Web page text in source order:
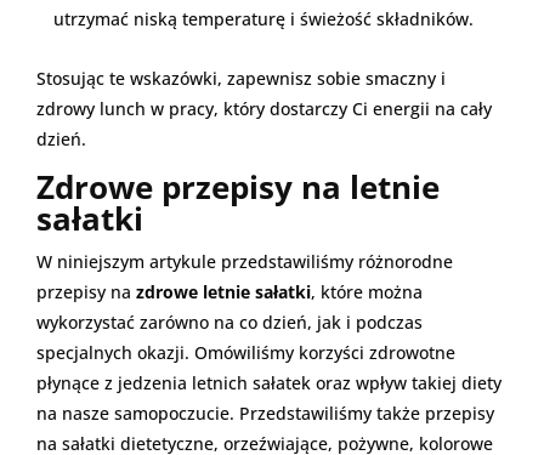
utrzymać niską temperaturę i świeżość składników.
Stosując te wskazówki, zapewnisz sobie smaczny i
zdrowy lunch w pracy, który dostarczy Ci energii na cały
dzień.
Zdrowe przepisy na letnie
sałatki
W niniejszym artykule przedstawiliśmy różnorodne
przepisy na zdrowe letnie sałatki, które można
wykorzystać zarówno na co dzień, jak i podczas
specjalnych okazji. Omówiliśmy korzyści zdrowotne
płynące z jedzenia letnich sałatek oraz wpływ takiej diety
na nasze samopoczucie. Przedstawiliśmy także przepisy
na sałatki dietetyczne, orzeźwiające, pożywne, kolorowe